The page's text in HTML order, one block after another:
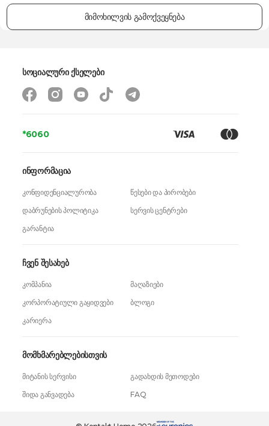
მიმოხილვის გამოქვეყნება
*6060
ჩვენ შესახებ
კომპანია
მაღაზიები
კორპორატიული გაყიდვები
ბლოგი
კარიერა
ინფორმაცია
კონფიდენციალურობა
წესები და პირობები
დაბრუნების პოლიტიკა
სერვის ცენტრები
გარანტია
მომხმარებლებისთვის
მიტანის სერვისი
გადახდის მეთოდები
შიდა განვადება
FAQ
სოციალური ქსელები